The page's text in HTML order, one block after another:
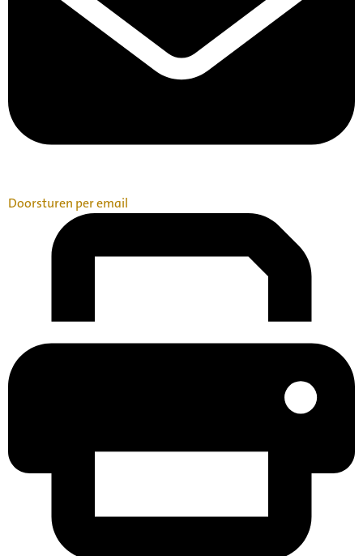
Doorsturen per email